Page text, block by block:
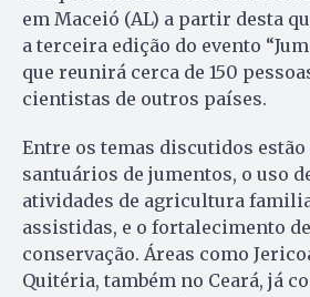
em Maceió (AL) a partir desta
a terceira edição do evento
que reunirá cerca de 150
cientistas de outros países.
Entre os temas discutidos estão
santuários de jumentos, o uso
atividades de agricultura
assistidas, e o fortalecimento
conservação. Áreas como
Quitéria, também no Ceará, já